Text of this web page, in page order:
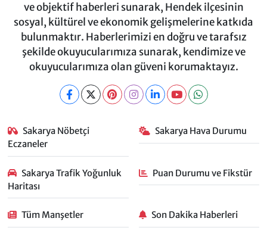
ve objektif haberleri sunarak, Hendek ilçesinin
sosyal, kültürel ve ekonomik gelişmelerine katkıda
bulunmaktır. Haberlerimizi en doğru ve tarafsız
şekilde okuyucularımıza sunarak, kendimize ve
okuyucularımıza olan güveni korumaktayız.
Sakarya Nöbetçi
Eczaneler
Sakarya Hava Durumu
Sakarya Trafik Yoğunluk
Haritası
Puan Durumu ve Fikstür
Tüm Manşetler Son Dakika Haberleri